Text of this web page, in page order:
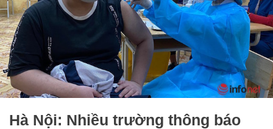
Hà Nội: Nhiều trường thông báo